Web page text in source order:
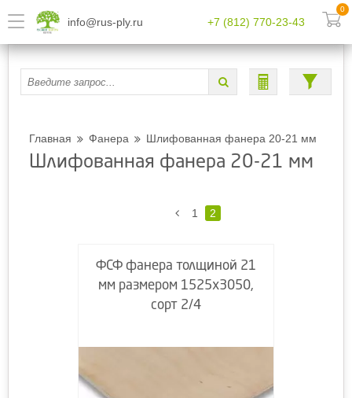
info@rus-ply.ru +7 (812) 770-23-43
0
Главная Фанера Шлифованная фанера 20-21 мм
Шлифованная фанера 20-21 мм
1 2
ФСФ фанера толщиной 21
мм размером 1525х3050,
сорт 2/4